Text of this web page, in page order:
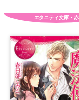
エタニティ文庫・赤